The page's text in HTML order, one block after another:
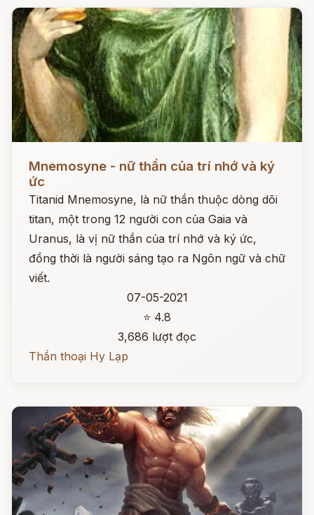
Mnemosyne - nữ thần của trí nhớ và ký
ức
Titanid Mnemosyne, là nữ thần thuộc dòng dõi
titan, một trong 12 người con của Gaia và
Uranus, là vị nữ thần của trí nhớ và ký ức,
đồng thời là người sáng tạo ra Ngôn ngữ và chữ
viết.
07-05-2021
⭐ 4.8
3,686 lượt đọc
Thần thoại Hy Lạp